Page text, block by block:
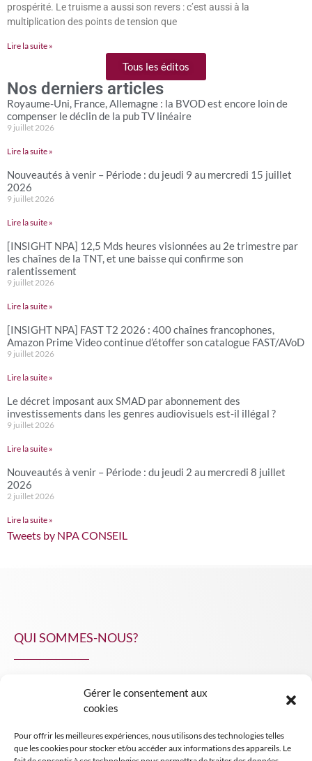
Gérer le consentement aux
cookies
Pour offrir les meilleures expériences, nous utilisons des technologies telles
que les cookies pour stocker et/ou accéder aux informations des appareils. Le
prospérité. Le truisme a aussi son revers : c’est aussi à la
multiplication des points de tension que
Lire la suite »
Tous les éditos
Nos derniers articles
Royaume-Uni, France, Allemagne : la BVOD est encore loin de
compenser le déclin de la pub TV linéaire
9 juillet 2026
Lire la suite »
Nouveautés à venir – Période : du jeudi 9 au mercredi 15 juillet
2026
9 juillet 2026
Lire la suite »
[INSIGHT NPA] 12,5 Mds heures visionnées au 2e trimestre par
les chaînes de la TNT, et une baisse qui confirme son
ralentissement
9 juillet 2026
Lire la suite »
[INSIGHT NPA] FAST T2 2026 : 400 chaînes francophones,
Amazon Prime Video continue d’étoffer son catalogue FAST/AVoD
9 juillet 2026
Lire la suite »
Le décret imposant aux SMAD par abonnement des
investissements dans les genres audiovisuels est-il illégal ?
9 juillet 2026
Lire la suite »
Nouveautés à venir – Période : du jeudi 2 au mercredi 8 juillet
2026
2 juillet 2026
Lire la suite »
Tweets by NPA CONSEIL
QUI SOMMES-NOUS?
INSIGHT NPA